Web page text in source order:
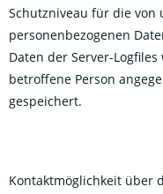
Schutzniveau für die von
personenbezogenen
Daten der Server-
betroffene Person
gespeichert.
Kontaktmöglichkeit über